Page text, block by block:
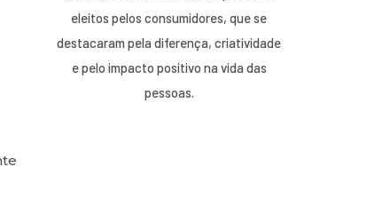
eleitos pelos consumidores, que se
destacaram pela diferença, criatividade
e pelo impacto positivo na vida das
pessoas.